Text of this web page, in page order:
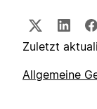
Zuletzt
Allgemeine